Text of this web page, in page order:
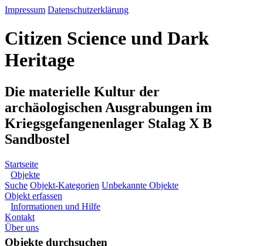
Impressum Datenschutzerklärung
Citizen Science und Dark
Heritage
Die materielle Kultur der
archäologischen Ausgrabungen im
Kriegsgefangenenlager Stalag X B
Sandbostel
Startseite
Objekte
Suche Objekt-Kategorien Unbekannte Objekte
Objekt erfassen
Informationen und Hilfe
Kontakt
Über uns
Objekte durchsuchen